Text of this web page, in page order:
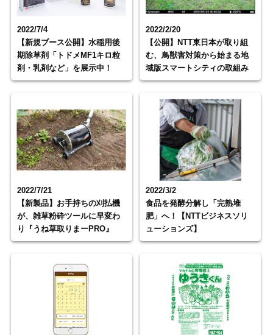
2022/7/4
【新規ブース公開】水稲用後
期除草剤「トドメMF1キロ粒
剤・乳剤など」を展示中！
2022/2/20
【公開】NTT東日本が取り組
む、鳥獣害対策から始まる地
域版スマートシティの取組み
2022/7/21
【新製品】お手持ちの刈払機
が、雑草粉砕ツールに早変わ
り『うね草取りまーPRO』
2022/3/2
食品を発酵分解し「完熟堆
肥」へ！【NTTビジネスソリ
ューションズ】